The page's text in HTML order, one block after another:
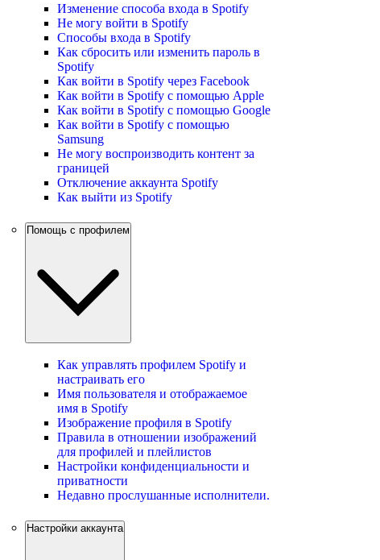
Изменение способа входа в Spotify
Не могу войти в Spotify
Способы входа в Spotify
Как сбросить или изменить пароль в
Spotify
Как войти в Spotify через Facebook
Как войти в Spotify с помощью Apple
Как войти в Spotify с помощью Google
Как войти в Spotify с помощью
Samsung
Не могу воспроизводить контент за
границей
Отключение аккаунта Spotify
Как выйти из Spotify
Помощь с профилем
Как управлять профилем Spotify и
настраивать его
Имя пользователя и отображаемое
имя в Spotify
Изображение профиля в Spotify
Правила в отношении изображений
для профилей и плейлистов
Настройки конфиденциальности и
приватности
Недавно прослушанные исполнители.
Настройки аккаунта